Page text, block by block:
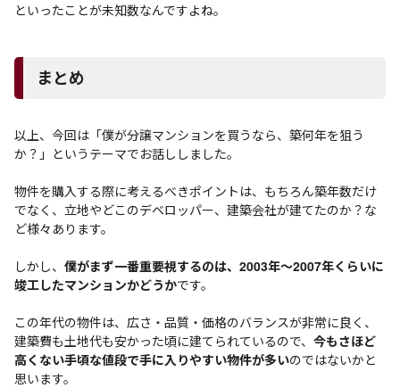
といったことが未知数なんですよね。
まとめ
以上、今回は「僕が分譲マンションを買うなら、築何年を狙う
か？」というテーマでお話ししました。
物件を購入する際に考えるべきポイントは、もちろん築年数だけ
でなく、立地やどこのデベロッパー、建築会社が建てたのか？な
ど様々あります。
しかし、 僕がまず一番重要視するのは、2003年～2007年くらいに
竣工したマンションかどうかです。
この年代の物件は、広さ・品質・価格のバランスが非常に良く、
建築費も土地代も安かった頃に建てられているので、 今もさほど
高くない手頃な値段で手に入りやすい物件が多いのではないかと
思います。